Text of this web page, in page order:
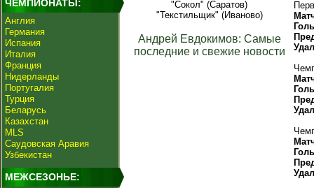
ЧЕМПИОНАТЫ:
Англия
Германия
Испания
Италия
Франция
Нидерланды
Португалия
Турция
Беларусь
Казахстан
MLS
Саудовская Аравия
Узбекистан
МЕЖСЕЗОНЬЕ:
"Сокол" (Саратов)
"Текстильщик" (Иваново)
Андрей Евдокимов: Самые
последние и свежие новости